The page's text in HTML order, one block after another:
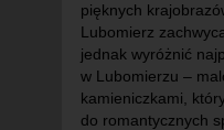
pięknych
Lubomierz
jednak wyróżnić
w Lubomierzu –
kamieniczkami,
do romantycznych